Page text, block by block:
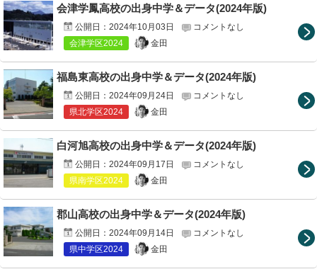
会津学鳳高校の出身中学＆データ(2024年版)
公開日： 2024年10月03日
コメントなし
会津学区2024
金田
福島東高校の出身中学＆データ(2024年版)
公開日： 2024年09月24日
コメントなし
県北学区2024
金田
白河旭高校の出身中学＆データ(2024年版)
公開日： 2024年09月17日
コメントなし
県南学区2024
金田
郡山高校の出身中学＆データ(2024年版)
公開日： 2024年09月14日
コメントなし
県中学区2024
金田